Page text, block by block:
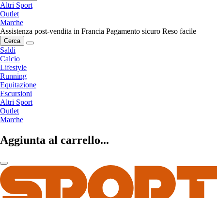
Altri Sport
Outlet
Marche
Assistenza post-vendita in Francia Pagamento sicuro Reso facile
Cerca
Saldi
Calcio
Lifestyle
Running
Equitazione
Escursioni
Altri Sport
Outlet
Marche
Aggiunta al carrello...